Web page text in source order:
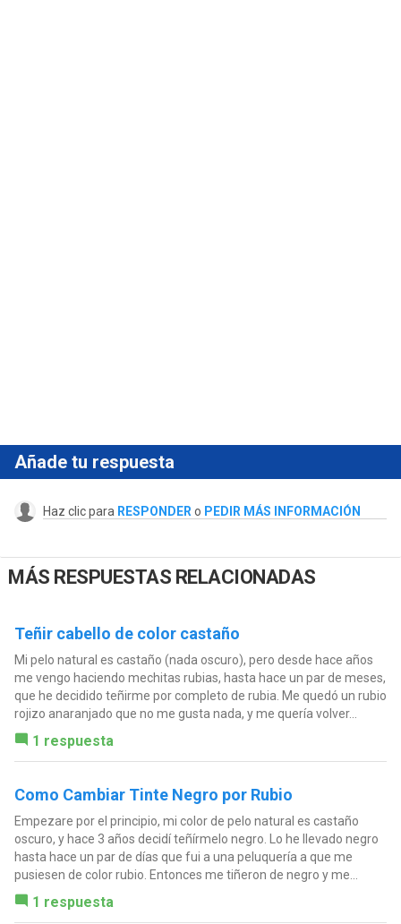
Añade tu respuesta
Haz clic para RESPONDER o PEDIR MÁS INFORMACIÓN
MÁS RESPUESTAS RELACIONADAS
Teñir cabello de color castaño
Mi pelo natural es castaño (nada oscuro), pero desde hace años
me vengo haciendo mechitas rubias, hasta hace un par de meses,
que he decidido teñirme por completo de rubia. Me quedó un rubio
rojizo anaranjado que no me gusta nada, y me quería volver...
1 respuesta
Como Cambiar Tinte Negro por Rubio
Empezare por el principio, mi color de pelo natural es castaño
oscuro, y hace 3 años decidí teñírmelo negro. Lo he llevado negro
hasta hace un par de días que fui a una peluquería a que me
pusiesen de color rubio. Entonces me tiñeron de negro y me...
1 respuesta